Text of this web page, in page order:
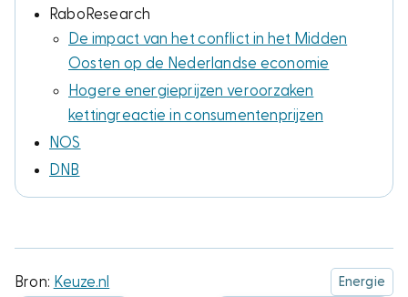
RaboResearch
De impact van het conflict in het Midden
Oosten op de Nederlandse economie
Hogere energieprijzen veroorzaken
kettingreactie in consumentenprijzen
NOS
DNB
Bron: Keuze.nl Energie